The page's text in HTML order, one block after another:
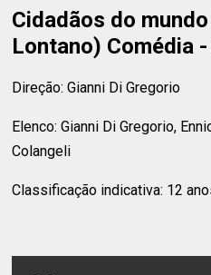
Cidadãos do
Lontano) Comédia
Direção: Gianni Di Gregorio
Elenco: Gianni Di Gregorio,
Colangeli
Classificação indicativa: 12